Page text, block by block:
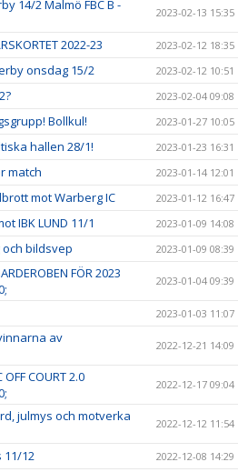
14/2 Malmö FBC B -
2023-02-13 15:35
2022-23 2023-02-12 18:35
onsdag 15/2 2023-02-12 10:51
2023-02-04 09:08
Bollkul! 2023-01-27 10:05
hallen 28/1! 2023-01-23 16:31
match 2023-01-14 12:01
mot Warberg IC 2023-01-12 16:47
IBK LUND 11/1 2023-01-09 14:08
och bildsvep 2023-01-09 08:39
FÖR 2023
2023-01-04 09:39
2023-01-03 11:07
av
2022-12-21 14:09
OFF COURT 2.0
2022-12-17 09:04
julmys och motverka
2022-12-12 11:54
11/12 2022-12-08 14:29